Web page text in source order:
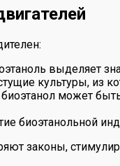
выделяет
культуры, из
может
биоэтанольной
законы,